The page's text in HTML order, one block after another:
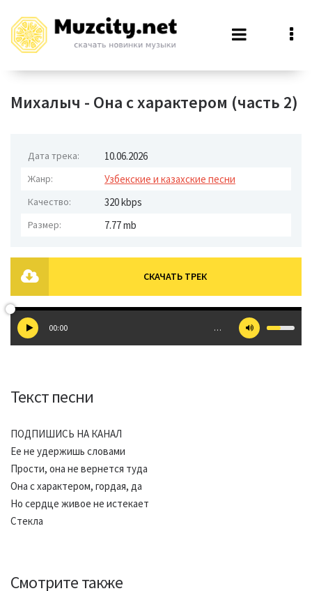
Михалыч - Она с характером (часть 2)
Дата трека: 10.06.2026
Жанр: Узбекские и казахские песни
Качество: 320 kbps
Размер: 7.77 mb
СКАЧАТЬ ТРЕК
00:00 …
Текст песни
ПОДПИШИСЬ НА КАНАЛ
Ее не удержишь словами
Прости, она не вернется туда
Она с характером, гордая, да
Но сердце живое не истекает
Стекла
Смотрите также